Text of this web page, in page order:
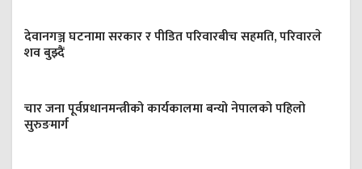
देवानगञ्ज घटनामा सरकार र पीडित परिवारबीच सहमति, परिवारले
शव बुझ्दैं
चार जना पूर्वप्रधानमन्त्रीको कार्यकालमा बन्यो नेपालको पहिलो
सुरुङमार्ग